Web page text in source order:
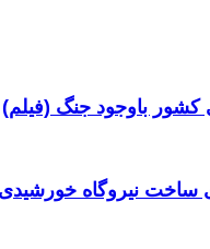
ساخت نیروگاه